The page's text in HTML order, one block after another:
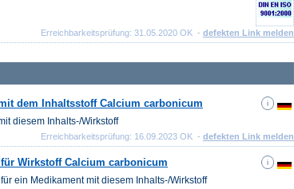
Erreichbarkeitsprüfung: 31.05.2020 OK - defekten Link melden
dem Inhaltsstoff Calcium carbonicum
diesem Inhalts-/Wirkstoff
Erreichbarkeitsprüfung: 16.09.2023 OK - defekten Link melden
Wirkstoff Calcium carbonicum
ein Medikament mit diesem Inhalts-/Wirkstoff